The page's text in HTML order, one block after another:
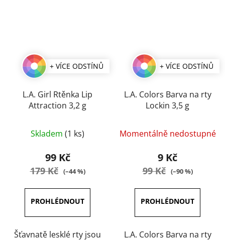
+ VÍCE ODSTÍNŮ
L.A. Girl Rtěnka Lip
Attraction 3,2 g
hodnocení
produktu
je
5
hvězdiček.
Skladem (1 ks)
99 Kč
179 Kč (–44 %)
Šťavnatě lesklé rty jsou
+ VÍCE ODSTÍNŮ
L.A. Colors Barva na rty
Lockin 3,5 g
hodnocení
produktu
5
hvězdiček.
Momentálně nedostupné
9 Kč
99 Kč (–90 %)
L.A. Colors Barva na rty